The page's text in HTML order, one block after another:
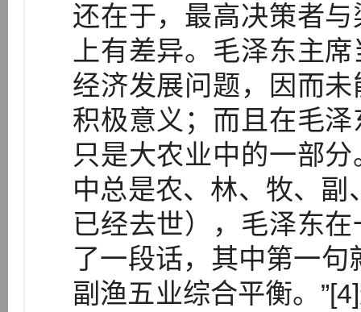
还在于，最高决策者
上有差异。毛泽东主
经济发展问题，因而
积极意义；而且在毛
只是大农业中的一部
中总是农、林、牧、
已经去世），毛泽东
了一段话，其中第一句
副渔五业综合平衡。